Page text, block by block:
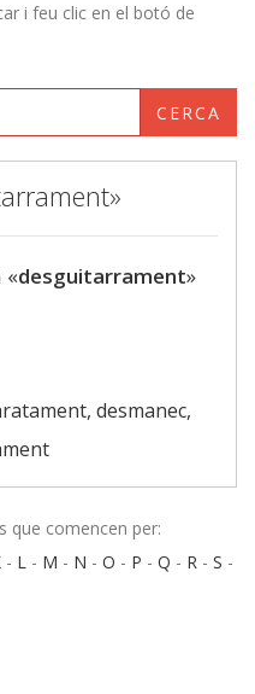
i feu clic en el botó de
CERCA
«desguitarrament»
desmanec,
que comencen per:
- L - M - N - O - P - Q - R - S -